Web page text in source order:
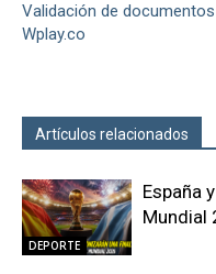
Validación de documentos
Wplay.co
Artículos relacionados
DEPORTE
España
Mundial